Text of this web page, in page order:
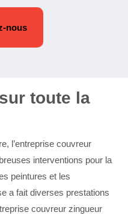
nous
toute la
l’entreprise couvreur
interventions pour la
peintures et les
a fait diverses prestations
couvreur zingueur